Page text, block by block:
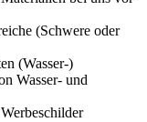
(Schwere oder
(Wasser-)
Wasser- und